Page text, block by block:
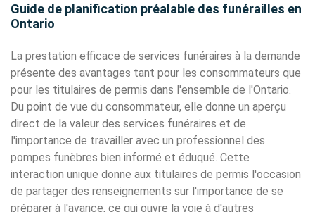
Guide de planification préalable des funérailles en
Ontario
La prestation efficace de services funéraires à la demande
présente des avantages tant pour les consommateurs que
pour les titulaires de permis dans l'ensemble de l'Ontario.
Du point de vue du consommateur, elle donne un aperçu
direct de la valeur des services funéraires et de
l'importance de travailler avec un professionnel des
pompes funèbres bien informé et éduqué. Cette
interaction unique donne aux titulaires de permis l'occasion
de partager des renseignements sur l'importance de se
préparer à l'avance, ce qui ouvre la voie à d'autres